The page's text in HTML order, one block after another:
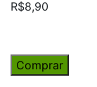
R$8,90
Comprar